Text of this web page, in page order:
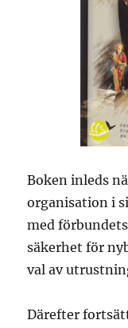
Boken inleds
organisation i
med
säkerhet för
val av
Därefter